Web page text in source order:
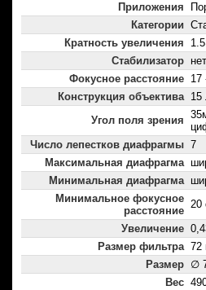
Приложения
Категории
Кратность увеличения
Стабилизатор нет
Фокусное расстояние 17
Конструкция объектива 15
Угол поля зрения
Число лепестков диафрагмы 7
Максимальная диафрагма
Минимальная диафрагма
Минимальное фокусное
расстояние
20
Увеличение
Размер фильтра 72
Размер ∅
Вес